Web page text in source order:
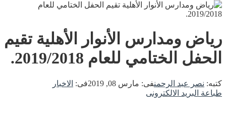
رياض ومدارس الأنوار الأهلية تقيم
الحفل الختامي للعام 2019/2018.
كتبه: نصر عبد الرحمنفى: مارس 08, 2019 فى: الاخبار
طباعة البريد الالكترونى